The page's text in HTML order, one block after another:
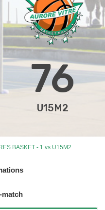
76
U15M2
BASKET - 1 vs U15M2
match